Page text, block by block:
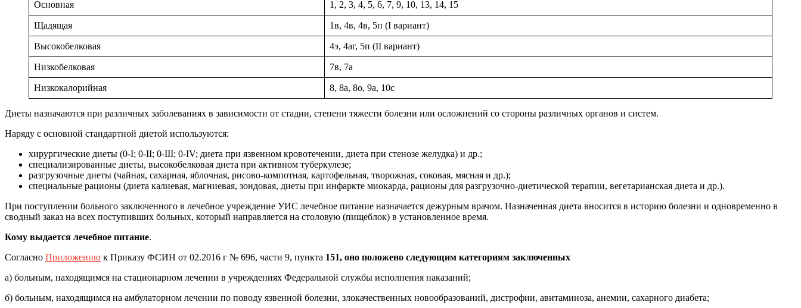
Основная 1, 2, 3, 4, 5, 6, 7, 9, 10, 13, 14, 15
Щадящая 1в, 4в, 4в, 5п (I вариант)
Высокобелковая 4э, 4аг, 5п (II вариант)
Низкобелковая 7в, 7а
Низкокалорийная 8, 8а, 8о, 9а, 10с
Диеты назначаются при различных заболеваниях в зависимости от стадии, степени тяжести болезни или осложнений со стороны различных органов и систем.
Наряду с основной стандартной диетой используются:
хирургические диеты (0-I; 0-II; 0-III; 0-IV; диета при язвенном кровотечении, диета при стенозе желудка) и др.;
специализированные диеты, высокобелковая диета при активном туберкулезе;
разгрузочные диеты (чайная, сахарная, яблочная, рисово-компотная, картофельная, творожная, соковая, мясная и др.);
специальные рационы (диета калиевая, магниевая, зондовая, диеты при инфаркте миокарда, рационы для разгрузочно-диетической терапии, вегетарианская диета и др.).
При поступлении больного заключенного в лечебное учреждение УИС лечебное питание назначается дежурным врачом. Назначенная диета вносится в историю болезни и одновременно в
сводный заказ на всех поступивших больных, который направляется на столовую (пищеблок) в установленное время.
Кому выдается лечебное питание.
Согласно Приложению к Приказу ФСИН от 02.2016 г № 696, части 9, пункта 151, оно положено следующим категориям заключенных
а) больным, находящимся на стационарном лечении в учреждениях Федеральной службы исполнения наказаний;
б) больным, находящимся на амбулаторном лечении по поводу язвенной болезни, злокачественных новообразований, дистрофии, авитаминоза, анемии, сахарного диабета;